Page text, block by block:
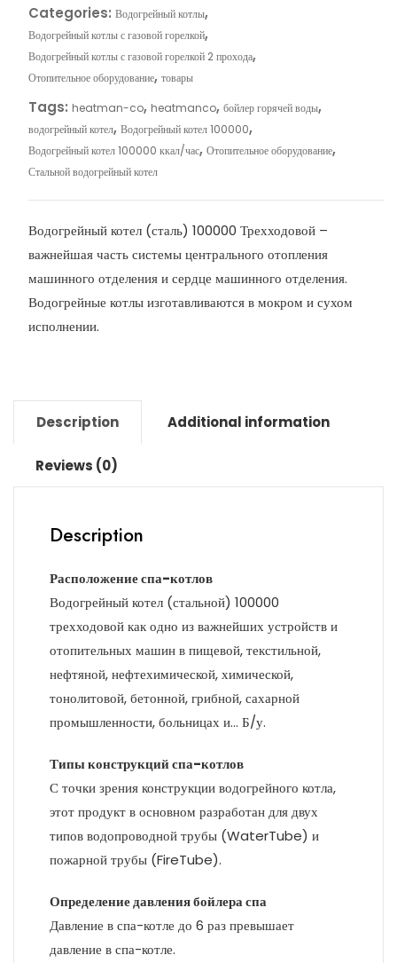
Categories: Водогрейный котлы,
Водогрейный котлы с газовой горелкой,
Водогрейный котлы с газовой горелкой 2 прохода,
Отопительное оборудование, товары
Tags: heatman-co, heatmanco, бойлер горячей воды,
водогрейный котел, Водогрейный котел 100000,
Водогрейный котел 100000 ккал/час, Отопительное оборудование,
Стальной водогрейный котел
Водогрейный котел (сталь) 100000 Трехходовой –
важнейшая часть системы центрального отопления
машинного отделения и сердце машинного отделения.
Водогрейные котлы изготавливаются в мокром и сухом
исполнении.
Description Additional information
Reviews (0)
Description
Расположение спа-котлов
Водогрейный котел (стальной) 100000
трехходовой как одно из важнейших устройств и
отопительных машин в пищевой, текстильной,
нефтяной, нефтехимической, химической,
тонолитовой, бетонной, грибной, сахарной
промышленности, больницах и… Б/у.
Типы конструкций спа-котлов
С точки зрения конструкции водогрейного котла,
этот продукт в основном разработан для двух
типов водопроводной трубы (WaterTube) и
пожарной трубы (FireTube).
Определение давления бойлера спа
Давление в спа-котле до 6 раз превышает
давление в спа-котле.